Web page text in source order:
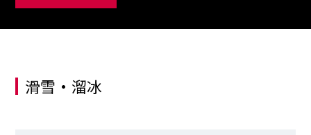
滑雪·溜冰